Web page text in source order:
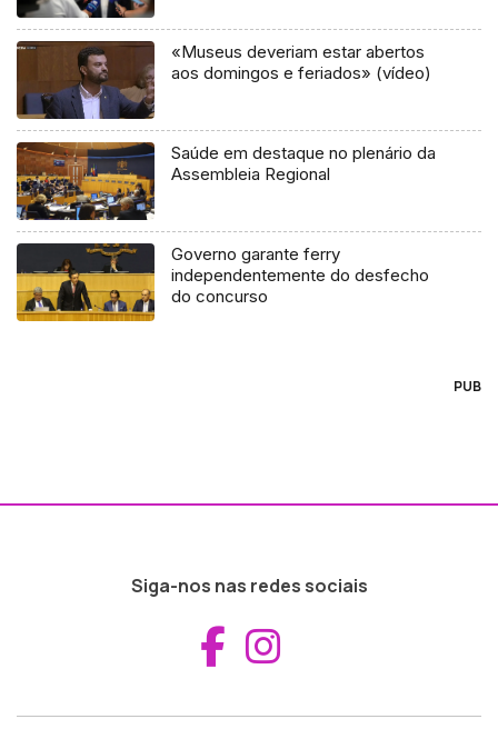
«Museus deveriam estar abertos
aos domingos e feriados» (vídeo)
Saúde em destaque no plenário da
Assembleia Regional
Governo garante ferry
independentemente do desfecho
do concurso
PUB
Siga-nos nas redes sociais
Aceder ao